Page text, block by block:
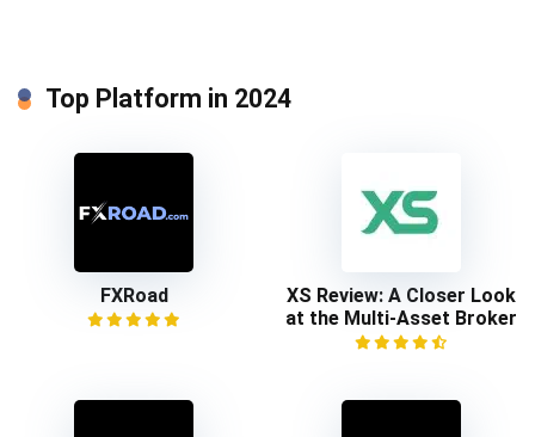
Top Platform in 2024
FXRoad
XS Review: A Closer Look
at the Multi-Asset Broker